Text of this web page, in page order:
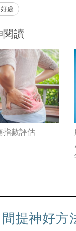
處
閱讀
指數評估
提神好方